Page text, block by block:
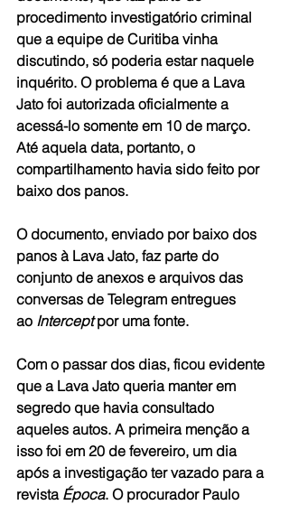
procedimento investigatório criminal
que a equipe de Curitiba vinha
discutindo, só poderia estar naquele
inquérito. O problema é que a Lava
Jato foi autorizada oficialmente a
acessá-lo somente em 10 de março.
Até aquela data, portanto, o
compartilhamento havia sido feito por
baixo dos panos.
O documento, enviado por baixo dos
panos à Lava Jato, faz parte do
conjunto de anexos e arquivos das
conversas de Telegram entregues
ao Intercept por uma fonte.
Com o passar dos dias, ficou evidente
que a Lava Jato queria manter em
segredo que havia consultado
aqueles autos. A primeira menção a
isso foi em 20 de fevereiro, um dia
após a investigação ter vazado para a
revista Época. O procurador Paulo